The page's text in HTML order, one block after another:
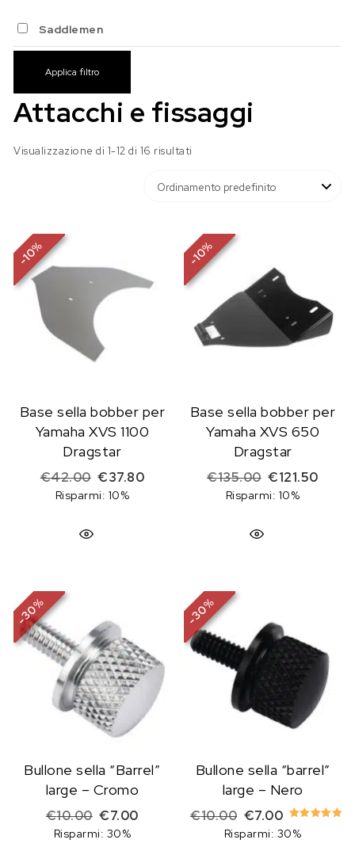
Saddlemen
Applica filtro
Attacchi e fissaggi
Visualizzazione di 1-12 di 16 risultati
-
10
%
Base sella bobber per
Yamaha XVS 1100
Dragstar
€42.00 Il prezzo originale era: €42.00.
€37.80Il prezzo attuale è: €37.80.
Risparmi: 10%
-
10
%
Base sella bobber per
Yamaha XVS 650
Dragstar
€135.00 Il prezzo
€121.50Il
Risparmi: 10%
-
30
%
Bullone sella “Barrel”
large – Cromo
€10.00 Il prezzo originale era: €10.00.
€7.00Il prezzo attuale è: €7.00.
Risparmi: 30%
-
30
%
Bullone sella “barrel”
large – Nero
€10.00 Il prezzo originale
€7.00Il prezzo
Risparmi: 30%